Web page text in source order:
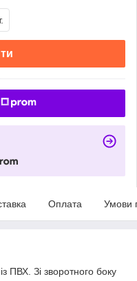
Оплата Умови
ПВХ. Зі зворотного боку